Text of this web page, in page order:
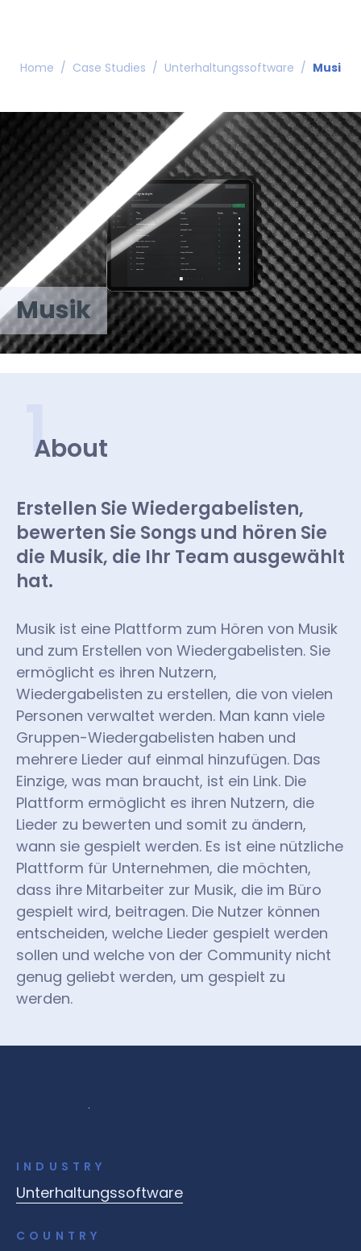
Home / Case Studies / Unterhaltungssoftware / Musik
Musik
1
About
Erstellen Sie Wiedergabelisten,
bewerten Sie Songs und hören Sie
die Musik, die Ihr Team ausgewählt
hat.
Musik ist eine Plattform zum Hören von Musik
und zum Erstellen von Wiedergabelisten. Sie
ermöglicht es ihren Nutzern,
Wiedergabelisten zu erstellen, die von vielen
Personen verwaltet werden. Man kann viele
Gruppen-Wiedergabelisten haben und
mehrere Lieder auf einmal hinzufügen. Das
Einzige, was man braucht, ist ein Link. Die
Plattform ermöglicht es ihren Nutzern, die
Lieder zu bewerten und somit zu ändern,
wann sie gespielt werden. Es ist eine nützliche
Plattform für Unternehmen, die möchten,
dass ihre Mitarbeiter zur Musik, die im Büro
gespielt wird, beitragen. Die Nutzer können
entscheiden, welche Lieder gespielt werden
sollen und welche von der Community nicht
genug geliebt werden, um gespielt zu
werden.
INDUSTRY
Unterhaltungssoftware
COUNTRY